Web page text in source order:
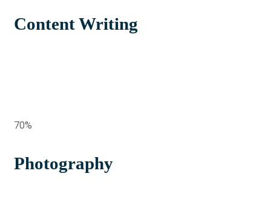
Content Writing
70%
Photography